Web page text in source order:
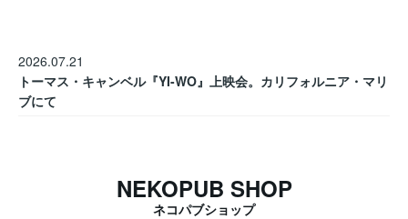
2026.07.21
トーマス・キャンベル『YI-WO』上映会。カリフォルニア・マリ
ブにて
NEKOPUB SHOP
ネコパブショップ